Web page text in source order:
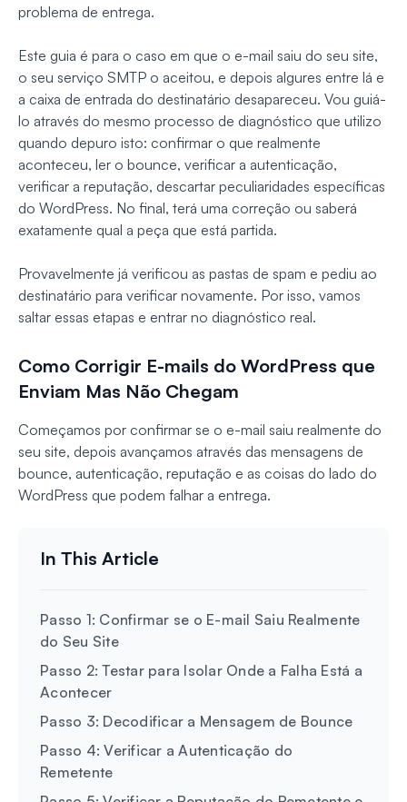
problema de entrega.
Este guia é para o caso em que o e-mail saiu do seu site,
o seu serviço SMTP o aceitou, e depois algures entre lá e
a caixa de entrada do destinatário desapareceu. Vou guiá-
lo através do mesmo processo de diagnóstico que utilizo
quando depuro isto: confirmar o que realmente
aconteceu, ler o bounce, verificar a autenticação,
verificar a reputação, descartar peculiaridades específicas
do WordPress. No final, terá uma correção ou saberá
exatamente qual a peça que está partida.
Provavelmente já verificou as pastas de spam e pediu ao
destinatário para verificar novamente. Por isso, vamos
saltar essas etapas e entrar no diagnóstico real.
Como Corrigir E-mails do WordPress que
Enviam Mas Não Chegam
Começamos por confirmar se o e-mail saiu realmente do
seu site, depois avançamos através das mensagens de
bounce, autenticação, reputação e as coisas do lado do
WordPress que podem falhar a entrega.
Passo 1: Confirmar se o E-mail Saiu Realmente
do Seu Site
Passo 2: Testar para Isolar Onde a Falha Está a
Acontecer
Passo 3: Decodificar a Mensagem de Bounce
Passo 4: Verificar a Autenticação do
Remetente